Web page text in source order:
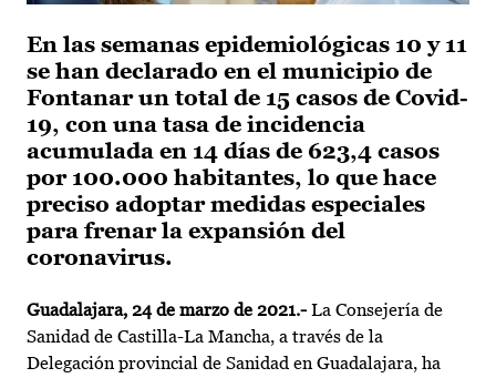
En las semanas epidemiológicas 10 y 11
se han declarado en el municipio de
Fontanar un total de 15 casos de Covid-
19, con una tasa de incidencia
acumulada en 14 días de 623,4 casos
por 100.000 habitantes, lo que hace
preciso adoptar medidas especiales
para frenar la expansión del
coronavirus.
Guadalajara, 24 de marzo de 2021.- La Consejería de
Sanidad de Castilla-La Mancha, a través de la
Delegación provincial de Sanidad en Guadalajara, ha